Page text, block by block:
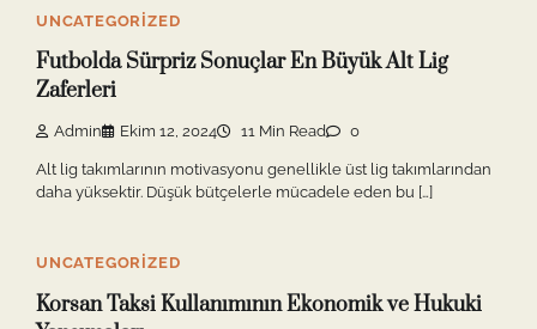
UNCATEGORIZED
Futbolda Sürpriz Sonuçlar En Büyük Alt Lig
Zaferleri
Admin Ekim 12, 2024 11 Min Read 0
Alt lig takımlarının motivasyonu genellikle üst lig takımlarından
daha yüksektir. Düşük bütçelerle mücadele eden bu […]
UNCATEGORIZED
Korsan Taksi Kullanımının Ekonomik ve Hukuki